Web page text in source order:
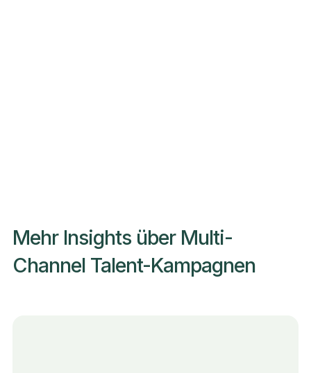
Mehr Insights über Multi-
Channel Talent-Kampagnen